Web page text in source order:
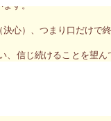
ます。
心）、つまり口だけで
信じ続けることを望